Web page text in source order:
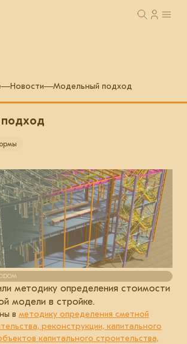
Новости Модельный подход
методику определения стоимости
модели в стройке.
в методику определения сметной
реконструкции, капитального
капитального строительства,